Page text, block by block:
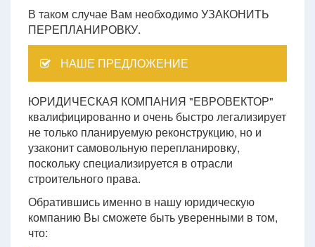
В таком случае Вам необходимо УЗАКОНИТЬ
ПЕРЕПЛАНИРОВКУ.
НАШЕ ПРЕДЛОЖЕНИЕ
ЮРИДИЧЕСКАЯ КОМПАНИЯ "ЕВРОВЕКТОР"
квалифицированно и очень быстро легализирует
не только планируемую реконструкцию, но и
узаконит самовольную перепланировку,
поскольку специализируется в отрасли
строительного права.
Обратившись именно в нашу юридическую
компанию Вы сможете быть уверенными в том,
что: